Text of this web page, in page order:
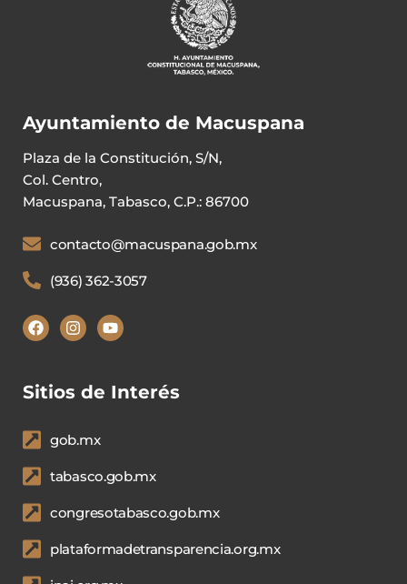
Ayuntamiento de Macuspana
Plaza de la Constitución, S/N,
Col. Centro,
Macuspana, Tabasco, C.P.: 86700
contacto@macuspana.gob.mx
(936) 362-3057
Sitios de Interés
gob.mx
tabasco.gob.mx
congresotabasco.gob.mx
plataformadetransparencia.org.mx